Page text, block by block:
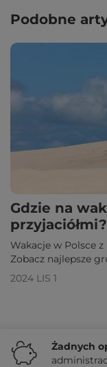
Podobne
Gdzie na
przyjaciółmi?
Wakacje w Polsce
Zobacz najlepsze
spędzić wyjątkowy
2024 LIS 1
Żadnych